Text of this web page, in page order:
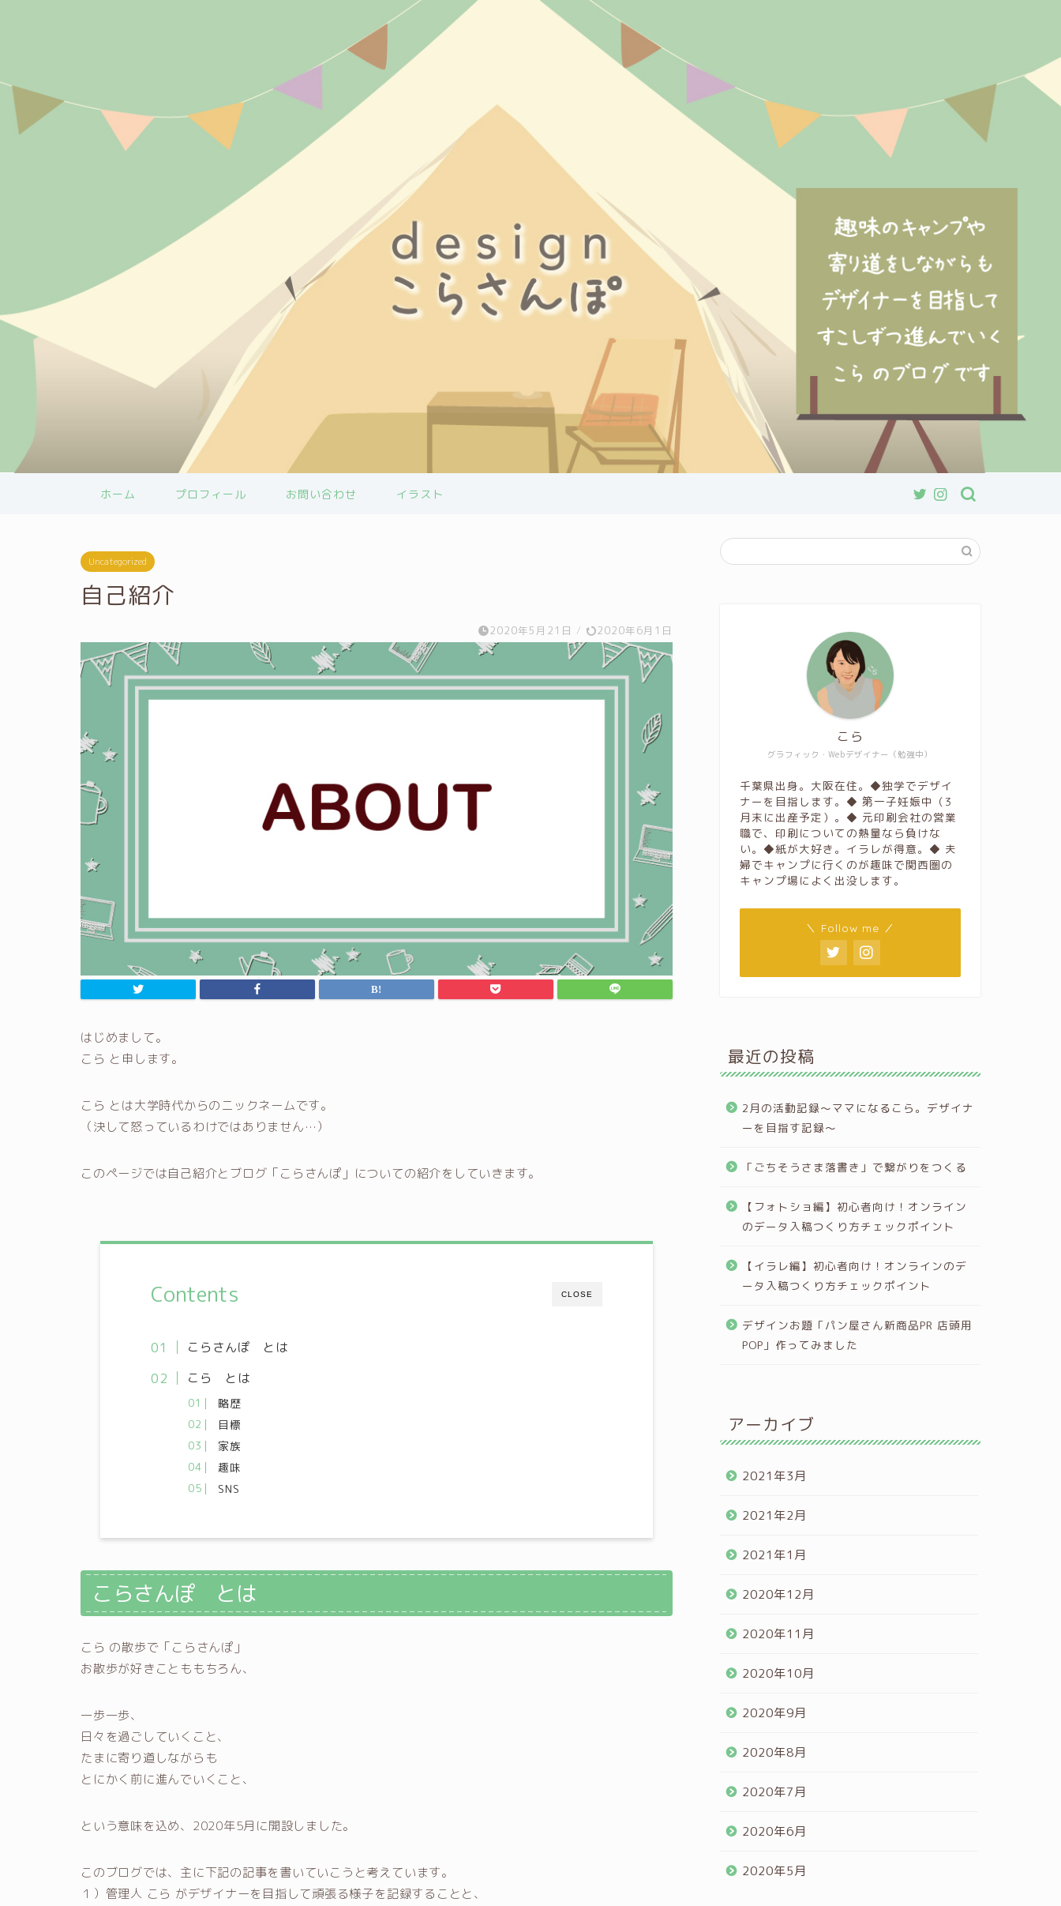
ホーム プロフィール お問い合わせ イラスト
Uncategorized
自己紹介
2020年5月21日 / 2020年6月1日
はじめまして。
こら と申します。
こら とは大学時代からのニックネームです。
（決して怒っているわけではありません…）
このページでは自己紹介とブログ「こらさんぽ」についての紹介をしていきます。
CLOSE
Contents
こらさんぽ とは
こら とは
略歴
目標
家族
趣味
SNS
こらさんぽ とは
こら の散歩で「こらさんぽ」
お散歩が好きことももちろん、
一歩一歩、
日々を過ごしていくこと、
たまに寄り道しながらも
とにかく前に進んでいくこと、
という意味を込め、2020年5月に開設しました。
このブログでは、主に下記の記事を書いていこうと考えています。
１）管理人 こら がデザイナーを目指して頑張る様子を記録することと、
グラフィック・Webデザイナー（勉強中）
こら
千葉県出身。大阪在住。◆独学でデザイ
ナーを目指します。◆ 第一子妊娠中（3
月末に出産予定）。◆ 元印刷会社の営業
職で、印刷についての熱量なら負けな
い。◆紙が大好き。イラレが得意。◆ 夫
婦でキャンプに行くのが趣味で関西圏の
キャンプ場によく出没します。
＼ Follow me ／
最近の投稿
2月の活動記録〜ママになるこら。デザイナ
ーを目指す記録〜
「ごちそうさま落書き」で繋がりをつくる
【フォトショ編】初心者向け！オンライン
のデータ入稿つくり方チェックポイント
【イラレ編】初心者向け！オンラインのデ
ータ入稿つくり方チェックポイント
デザインお題「パン屋さん新商品PR 店頭用
POP」作ってみました
アーカイブ
2021年3月
2021年2月
2021年1月
2020年12月
2020年11月
2020年10月
2020年9月
2020年8月
2020年7月
2020年6月
2020年5月